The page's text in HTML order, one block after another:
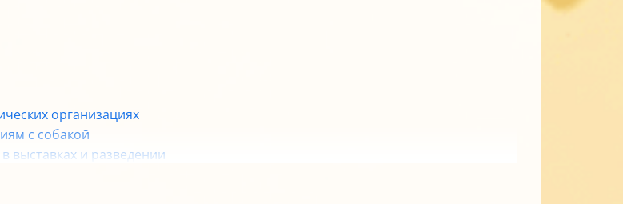
организациях
с собакой
выставках и разведении
собаку